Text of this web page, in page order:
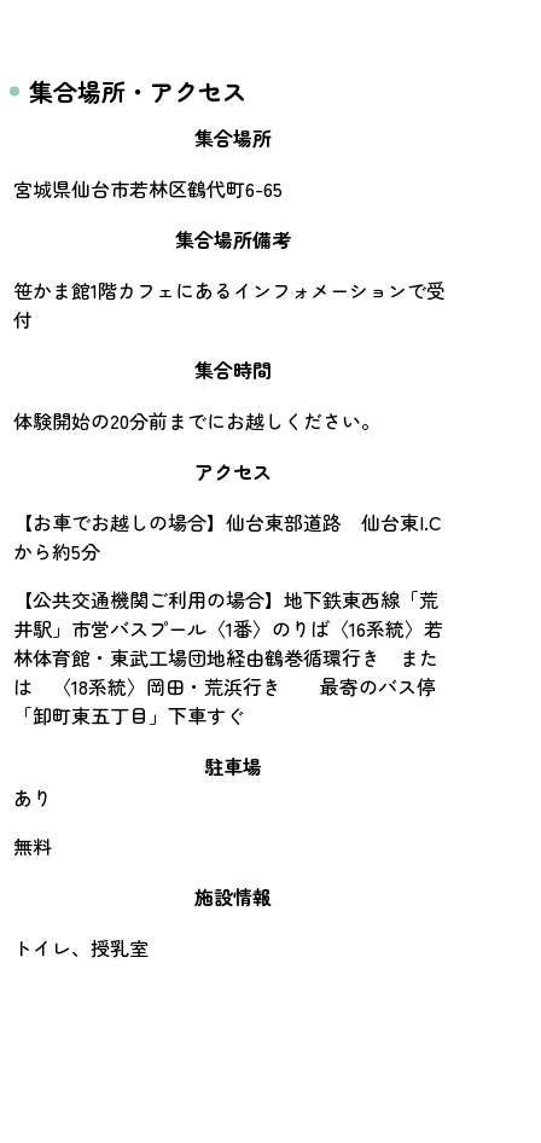
集合場所・アクセス
集合場所
宮城県仙台市若林区鶴代町6-65
集合場所備考
笹かま館1階カフェにあるインフォメーションで受
付
集合時間
体験開始の20分前までにお越しください。
アクセス
【お車でお越しの場合】仙台東部道路 仙台東I.C
から約5分
【公共交通機関ご利用の場合】地下鉄東西線「荒
井駅」市営バスプール〈1番〉のりば〈16系統〉若
林体育館・東武工場団地経由鶴巻循環行き また
は 〈18系統〉岡田・荒浜行き 最寄のバス停
「卸町東五丁目」下車すぐ
駐車場
あり
無料
施設情報
トイレ、授乳室